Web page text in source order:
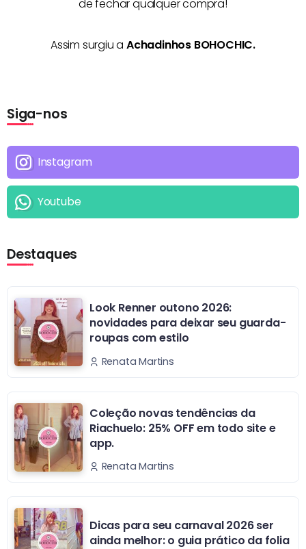
de fechar qualquer compra!
Assim surgiu a Achadinhos BOHOCHIC.
Siga-nos
Instagram
Youtube
Destaques
Look Renner outono 2026:
novidades para deixar seu guarda-
roupas com estilo
Renata Martins
Coleção novas tendências da
Riachuelo: 25% OFF em todo site e
app.
Renata Martins
Dicas para seu carnaval 2026 ser
ainda melhor: o guia prático da folia